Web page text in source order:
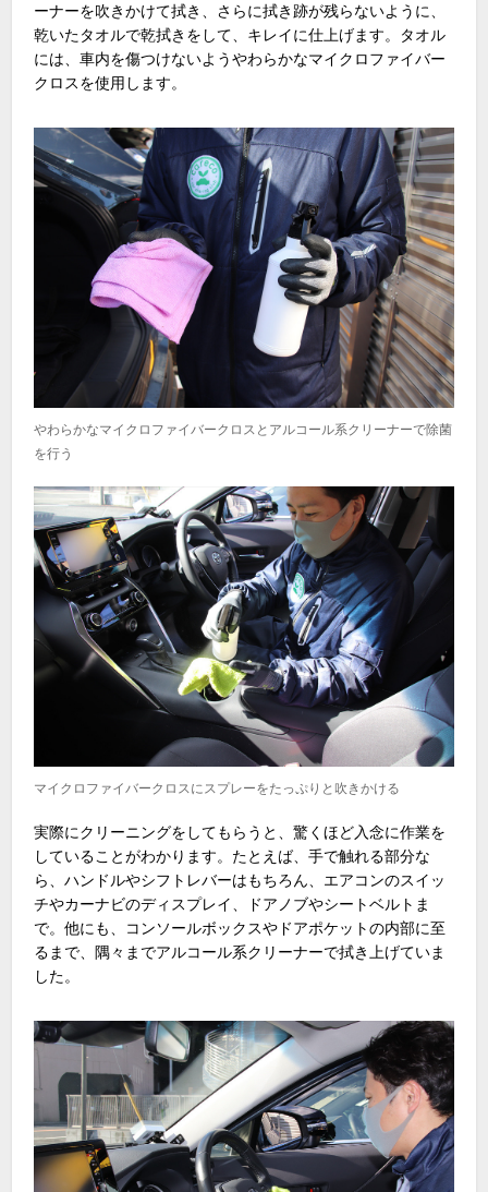
ーナーを吹きかけて拭き、さらに拭き跡が残らないように、
乾いたタオルで乾拭きをして、キレイに仕上げます。タオル
には、車内を傷つけないようやわらかなマイクロファイバー
クロスを使用します。
やわらかなマイクロファイバークロスとアルコール系クリーナーで除菌
を行う
マイクロファイバークロスにスプレーをたっぷりと吹きかける
実際にクリーニングをしてもらうと、驚くほど入念に作業を
していることがわかります。たとえば、手で触れる部分な
ら、ハンドルやシフトレバーはもちろん、エアコンのスイッ
チやカーナビのディスプレイ、ドアノブやシートベルトま
で。他にも、コンソールボックスやドアポケットの内部に至
るまで、隅々までアルコール系クリーナーで拭き上げていま
した。